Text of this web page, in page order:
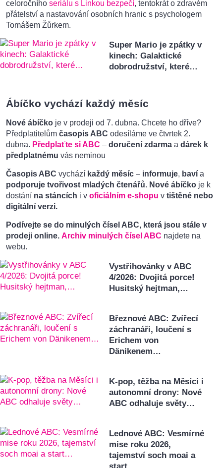
celoročního seriálu s Linkou bezpečí, tentokrát o zdravém
přátelství a nastavování osobních hranic s psychologem
Tomášem Žůrkem.
Super Mario je zpátky v
kinech: Galaktické
dobrodružství, které…
Ábíčko vychází každý měsíc
Nové ábíčko je v prodeji od 7. dubna. Chcete ho dříve?
Předplatitelům časopis ABC odesíláme ve čtvrtek 2.
dubna. Předplaťte si ABC – doručení zdarma a dárek k
předplatnému vás neminou
Časopis ABC vychází každý měsíc – informuje, baví a
podporuje tvořivost mladých čtenářů. Nové ábíčko je k
dostání na stáncích i v oficiálním e-shopu v tištěné nebo
digitální verzi.
Podívejte se do minulých čísel ABC, která jsou stále v
prodeji online. Archiv minulých čísel ABC najdete na
webu.
Vystřihovánky v ABC
4/2026: Dvojitá porce!
Husitský hejtman,…
Březnové ABC: Zvířecí
záchranáři, loučení s
Erichem von
Dänikenem…
K-pop, těžba na Měsíci i
autonomní drony: Nové
ABC odhaluje světy…
Lednové ABC: Vesmírné
mise roku 2026,
tajemství soch moai a